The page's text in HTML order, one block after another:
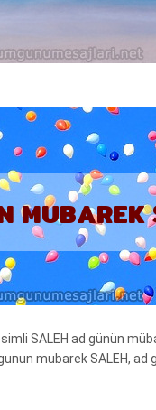
SALEH ad günün
mubarek SALEH,